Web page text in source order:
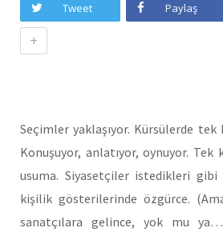
Tweet Paylaş
+
Seçimler yaklaşıyor. Kürsülerde tek
Konuşuyor, anlatıyor, oynuyor.
usuma. Siyasetçiler istedikleri
kişilik gösterilerinde özgürce.
sanatçılara gelince, yok mu ya…